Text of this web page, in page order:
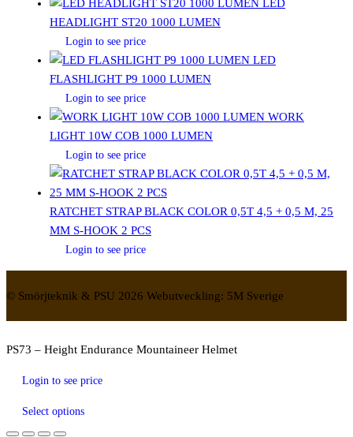
LED
HEADLIGHT ST20 1000 LUMEN
Login to see price
LED
FLASHLIGHT P9 1000 LUMEN
Login to see price
WORK
LIGHT 10W COB 1000 LUMEN
Login to see price
RATCHET STRAP BLACK COLOR 0,5T 4,5 + 0,5 M, 25
MM S-HOOK 2 PCS
Login to see price
© Smörjteknik & PSU 2026 Webutveckling: 5M Sverige
PS73 – Height Endurance Mountaineer Helmet
Login to see price
Select options